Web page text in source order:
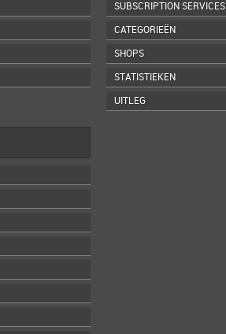
SUBSCRIPTION SERVICES
CATEGORIEËN
SHOPS
STATISTIEKEN
UITLEG